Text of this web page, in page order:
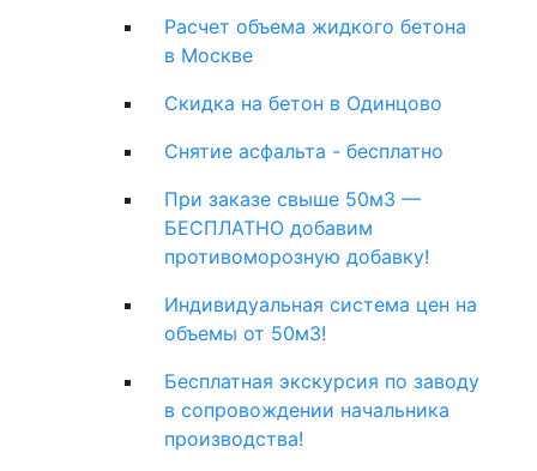
Расчет объема жидкого бетона
в Москве
Скидка на бетон в Одинцово
Снятие асфальта - бесплатно
При заказе свыше 50м3 —
БЕСПЛАТНО добавим
противоморозную добавку!
Индивидуальная система цен на
объемы от 50м3!
Бесплатная экскурсия по заводу
в сопровождении начальника
производства!